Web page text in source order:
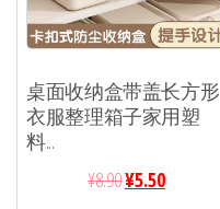
桌面收纳盒带盖长方形
衣服整理箱子家用塑
料...
¥8.90¥5.50